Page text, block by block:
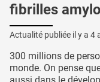
fibrilles
Actualité publiée il y a 4
300 millions de
monde. On pense